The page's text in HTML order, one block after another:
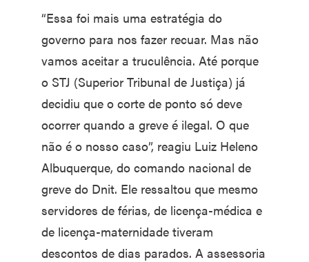
“Essa foi mais uma estratégia do
governo para nos fazer recuar. Mas não
vamos aceitar a truculência. Até porque
o STJ (Superior Tribunal de Justiça) já
decidiu que o corte de ponto só deve
ocorrer quando a greve é ilegal. O que
não é o nosso caso”, reagiu Luiz Heleno
Albuquerque, do comando nacional de
greve do Dnit. Ele ressaltou que mesmo
servidores de férias, de licença-médica e
de licença-maternidade tiveram
descontos de dias parados. A assessoria